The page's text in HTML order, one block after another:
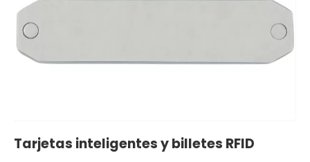
Tarjetas inteligentes y billetes RFID